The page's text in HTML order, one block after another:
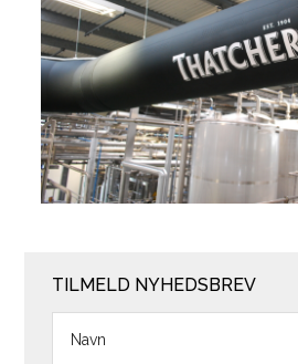
TILMELD NYHEDSBREV